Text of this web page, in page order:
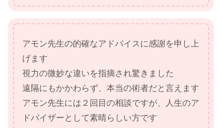
アモン先生の的確なアドバイスに感謝を申し上
げます
視力の微妙な違いを指摘され驚きました
遠隔にもかかわらず、本当の術者だと言えます
アモン先生には２回目の相談ですが、人生のア
ドバイザーとして素晴らしい方です